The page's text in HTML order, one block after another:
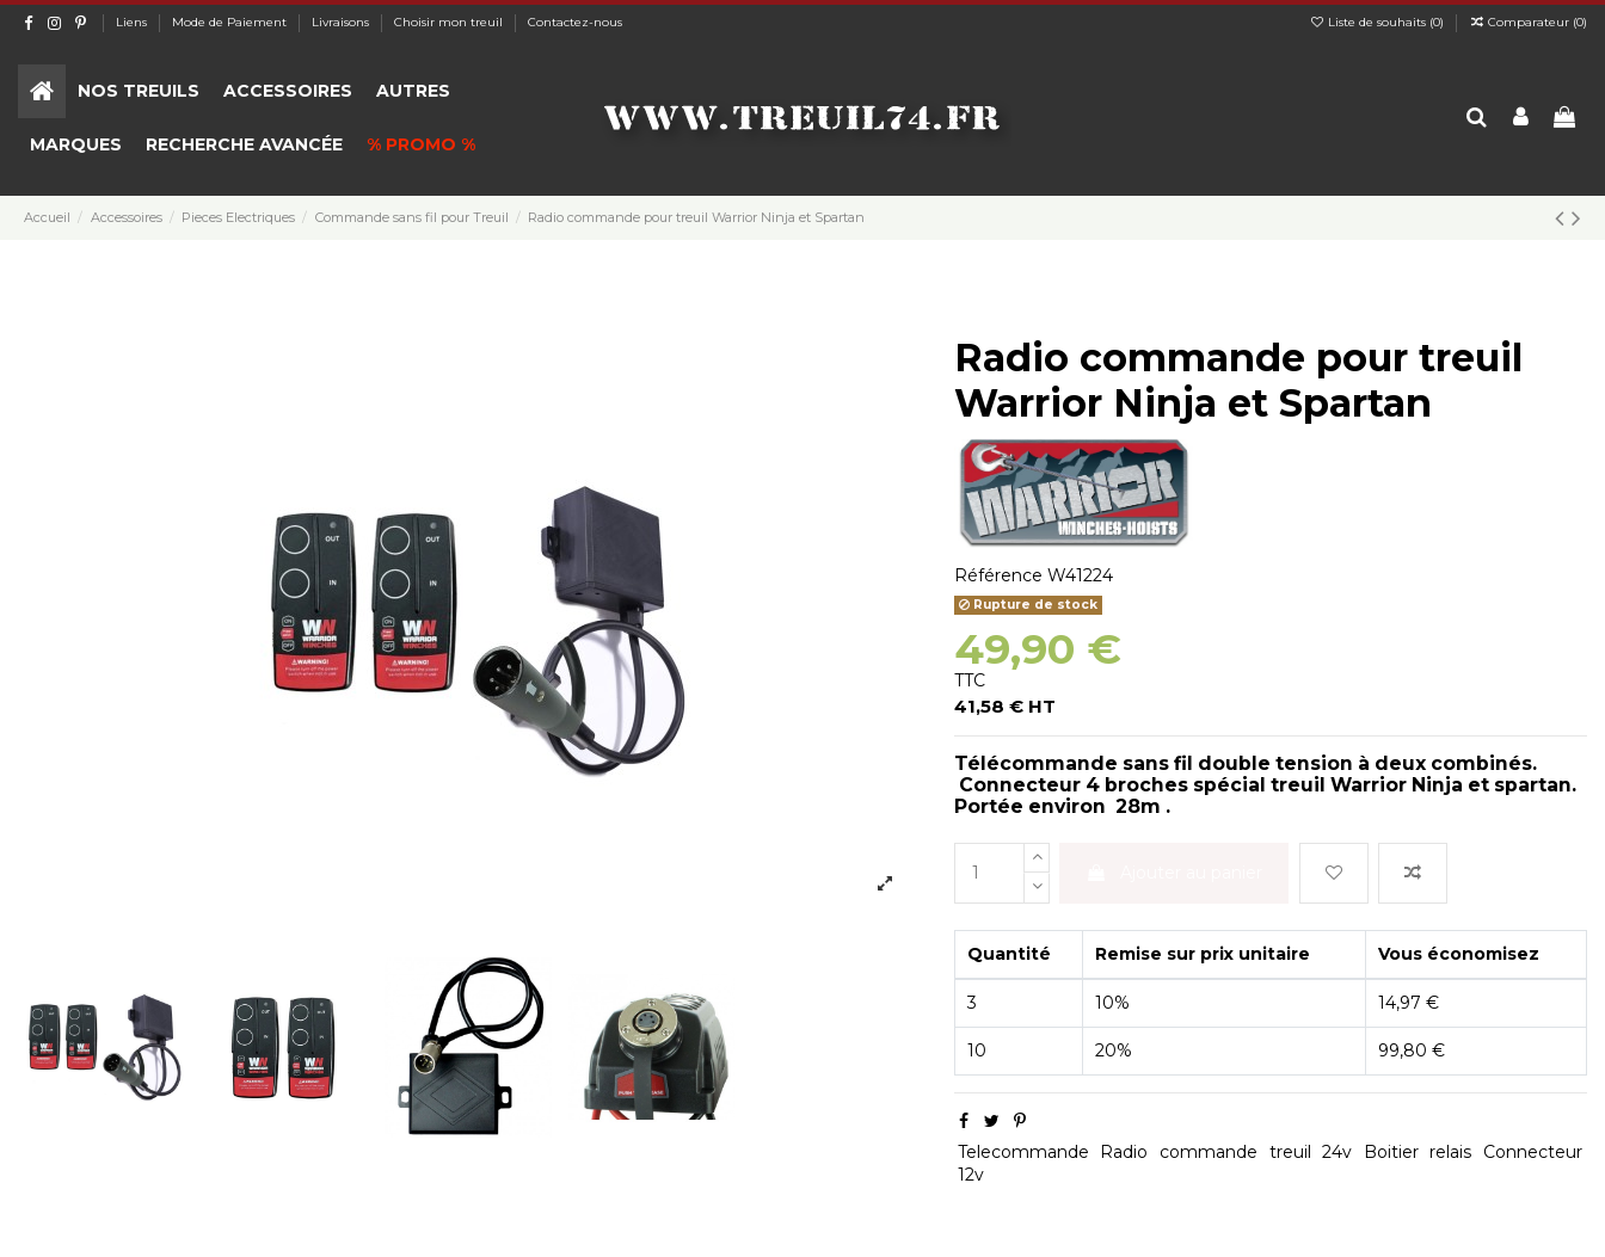
Liens Mode de Paiement Livraisons Choisir mon treuil Contactez-nous Liste de souhaits (0) Comparateur (0)
NOS TREUILS ACCESSOIRES AUTRES
MARQUES RECHERCHE AVANCÉE % PROMO %
Accueil Accessoires Pieces Electriques Commande sans fil pour Treuil Radio commande pour treuil Warrior Ninja et Spartan
Radio commande pour treuil
Warrior Ninja et Spartan
Référence W41224
Rupture de stock
49,90 €
TTC
41,58 € HT
Télécommande sans fil double tension à deux combinés.
Connecteur 4 broches spécial treuil Warrior Ninja et spartan.
Portée environ 28m .
Quantité Remise sur prix unitaire Vous économisez
3 10% 14,97 €
10 20% 99,80 €
Telecommande Radio commande treuil 24v Boitier relais
Connecteur
12v